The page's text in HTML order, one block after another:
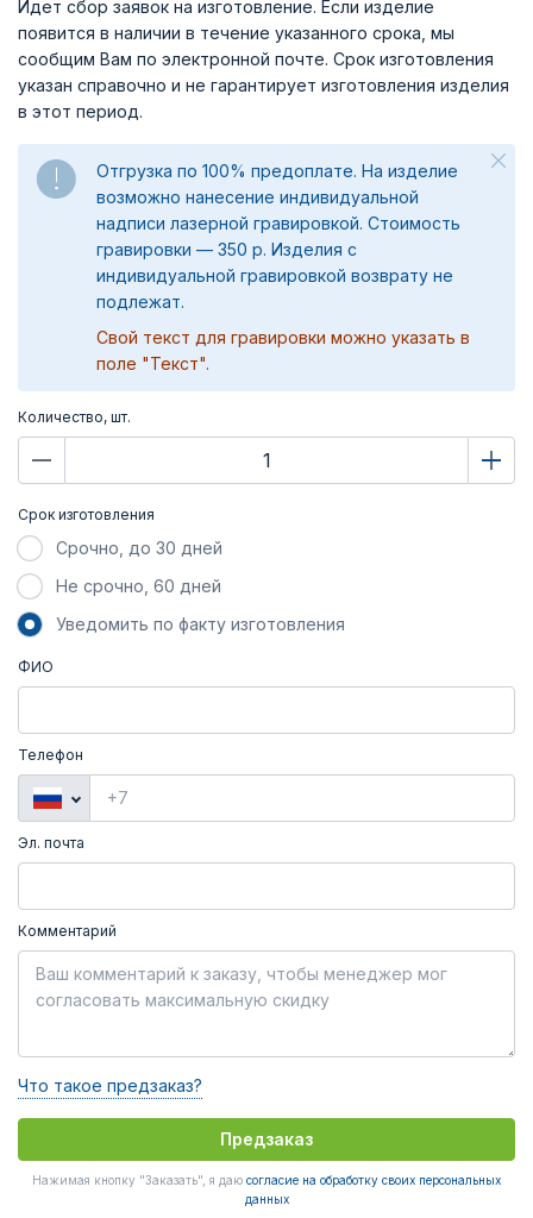
Идет сбор заявок на изготовление. Если изделие
появится в наличии в течение указанного срока, мы
сообщим Вам по электронной почте. Срок изготовления
указан справочно и не гарантирует изготовления изделия
в этот период.
Отгрузка по 100% предоплате. На изделие
возможно нанесение индивидуальной
надписи лазерной гравировкой. Стоимость
гравировки — 350 р. Изделия с
индивидуальной гравировкой возврату не
подлежат.
Свой текст для гравировки можно указать в
поле "Текст".
Количество, шт.
Срок изготовления
Срочно, до 30 дней
Не срочно, 60 дней
Уведомить по факту изготовления
ФИО
Телефон
Эл. почта
Комментарий
Что такое предзаказ?
Предзаказ
Нажимая кнопку "Заказать", я даю согласие на обработку своих персональных
данных